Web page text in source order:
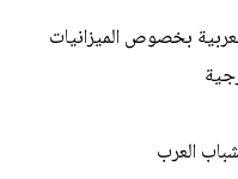
بخصوص الميزانيات
العرب